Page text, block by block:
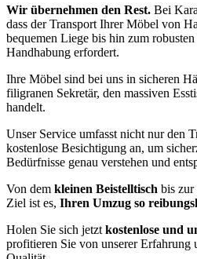
Wir übernehmen den Rest. Bei
dass der Transport Ihrer Möbel von
bequemen Liege bis hin zum
Handhabung erfordert.
Ihre Möbel sind bei uns in sicheren
filigranen Sekretär, den massiven
handelt.
Unser Service umfasst nicht nur den
kostenlose Besichtigung an, um
Bedürfnisse genau verstehen und
Von dem kleinen Beistelltisch bis zur
Ziel ist es, Ihren Umzug so
Holen Sie sich jetzt kostenlose und
profitieren Sie von unserer Erfahrung